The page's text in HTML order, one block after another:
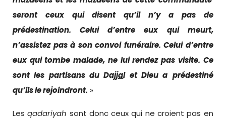
serontceux qui disent qu’il n’y a pas de
prédestination.Celuid’entre eux qui meurt,
n’assistez pasà sonconvoi funéraire.Celui d’entre
eux quitombe malade, ne luirendez pas visite. Ce
sont les partisans duDajjal et Dieua prédestiné
qu’ilslerejoindront. »
Lesqadariyah sont donc ceux qui ne croient pas en